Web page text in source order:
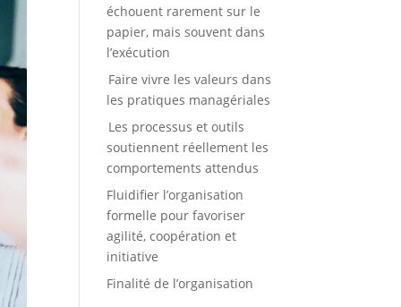
échouent rarement sur le
papier, mais souvent dans
l’exécution
Faire vivre les valeurs dans
les pratiques managériales
Les processus et outils
soutiennent réellement les
comportements attendus
Fluidifier l’organisation
formelle pour favoriser
agilité, coopération et
initiative
Finalité de l’organisation